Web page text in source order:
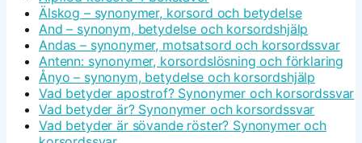
Älskog – synonymer, korsord och betydelse
And – synonym, betydelse och korsordshjälp
Andas – synonymer, motsatsord och korsordssvar
Antenn: synonymer, korsordslösning och förklaring
Ånyo – synonym, betydelse och korsordshjälp
Vad betyder apostrof? Synonymer och korsordssvar
Vad betyder är? Synonymer och korsordssvar
Vad betyder är sövande röster? Synonymer och